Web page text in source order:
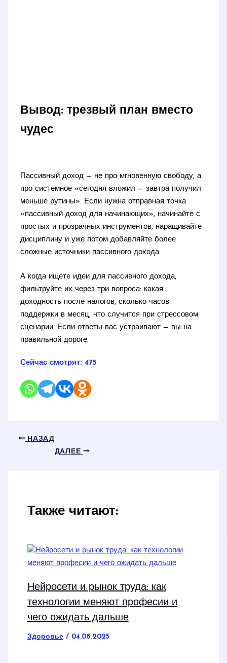
Вывод: трезвый план вместо
чудес
Пассивный доход — не про мгновенную свободу, а
про системное «сегодня вложил — завтра получил
меньше рутины». Если нужна отправная точка
«пассивный доход для начинающих», начинайте с
простых и прозрачных инструментов, наращивайте
дисциплину и уже потом добавляйте более
сложные источники пассивного дохода.
А когда ищете идеи для пассивного дохода,
фильтруйте их через три вопроса: какая
доходность после налогов, сколько часов
поддержки в месяц, что случится при стрессовом
сценарии. Если ответы вас устраивают — вы на
правильной дороге.
Сейчас смотрят: 475
НАЗАД
ДАЛЕЕ
Также читают:
Нейросети и рынок труда: как
технологии меняют професии и
чего ожидать дальше
Здоровье/ 04.08.2025